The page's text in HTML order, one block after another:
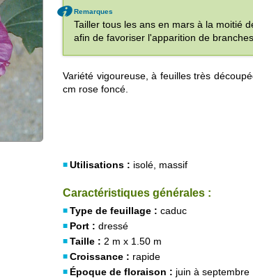
Remarques
Tailler tous les ans en mars à la moitié
afin de favoriser l'apparition de
Variété vigoureuse, à feuilles très
cm rose foncé.
Utilisations : isolé, massif
Caractéristiques générales :
Type de feuillage : caduc
Port : dressé
Taille : 2 m x 1.50 m
Croissance : rapide
Époque de floraison : juin à septembre